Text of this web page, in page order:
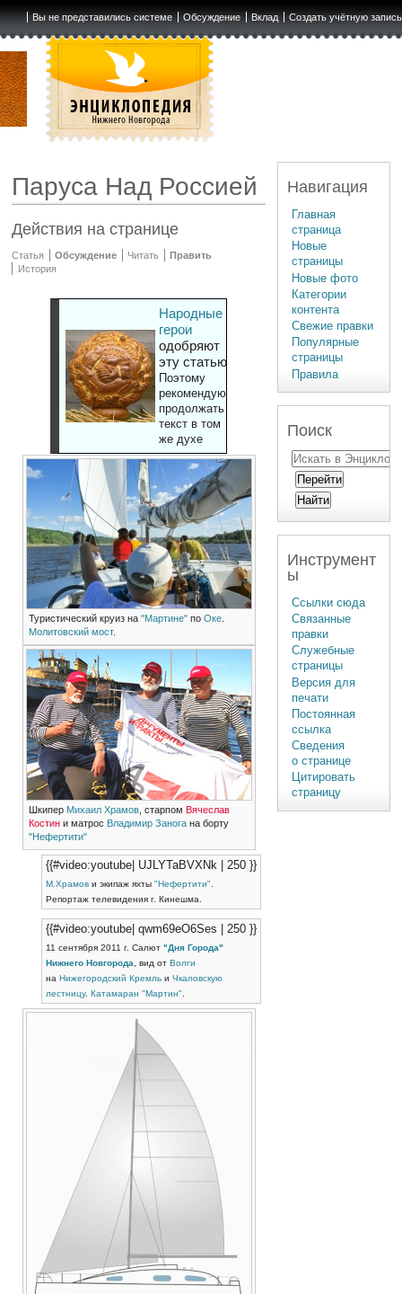
Вы не представились системе Обсуждение Вклад Создать учётную запись
Паруса Над Россией
Действия на странице
Статья Обсуждение Читать
Править
История
Народные
герои
одобряют
эту статью
Поэтому
рекомендуют
продолжать
текст в том
же духе
Туристический круиз на "Мартине"по Оке.
Молитовский мост.
Шкипер Михаил Храмов, старпом Вячеслав
Костини матрос Владимир Заногана борту
"Нефертити"
{{#video:youtube| UJLYTaBVXNk | 250 }}
М.Храмови экипаж яхты "Нефертити".
Репортаж телевидения г. Кинешма.
{{#video:youtube| qwm69eO6Ses | 250 }}
11 сентября 2011 г. Салют "Дня Города"
Нижнего Новгорода, вид от Волги
на Нижегородский Кремльи Чкаловскую
лестницу. Катамаран "Мартин".
Навигация
Главная
страница
Новые
страницы
Новые фото
Категории
контента
Свежие правки
Популярные
страницы
Правила
Поиск
Инструмент
ы
Ссылки сюда
Связанные
правки
Служебные
страницы
Версия для
печати
Постоянная
ссылка
Сведения
о странице
Цитировать
страницу